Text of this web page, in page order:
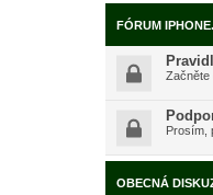
FÓRUM
Začněte
Prosím,
OBECNÁ